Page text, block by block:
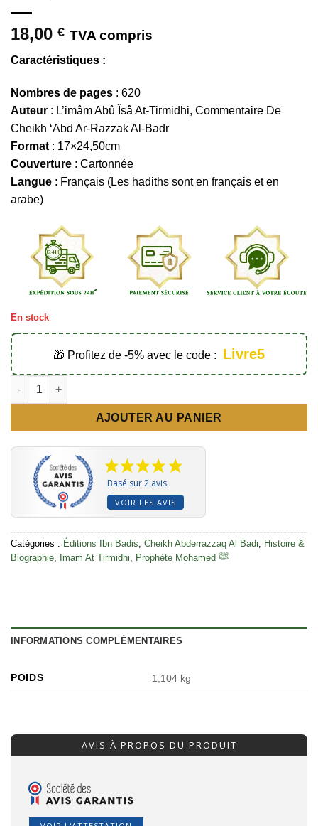
18,00 € TVA compris
Caractéristiques :
Nombres de pages : 620
Auteur : L’imâm Abû Îsâ At-Tirmidhi, Commentaire De
Cheikh ‘Abd Ar-Razzak Al-Badr
Format : 17×24,50cm
Couverture : Cartonnée
Langue : Français (Les hadiths sont en français et en
arabe)
En stock
🎁 Profitez de -5% avec le code : Livre5
AJOUTER AU PANIER
Basé sur 2 avis
VOIR LES AVIS
Catégories : Éditions Ibn Badis Cheikh Abderrazzaq Al Badr, Histoire &
Biographie Imam At Tirmidhi Prophète Mohamed ﷺ
INFORMATIONS COMPLÉMENTAIRES
POIDS 1,104 kg
AVIS À PROPOS DU PRODUIT